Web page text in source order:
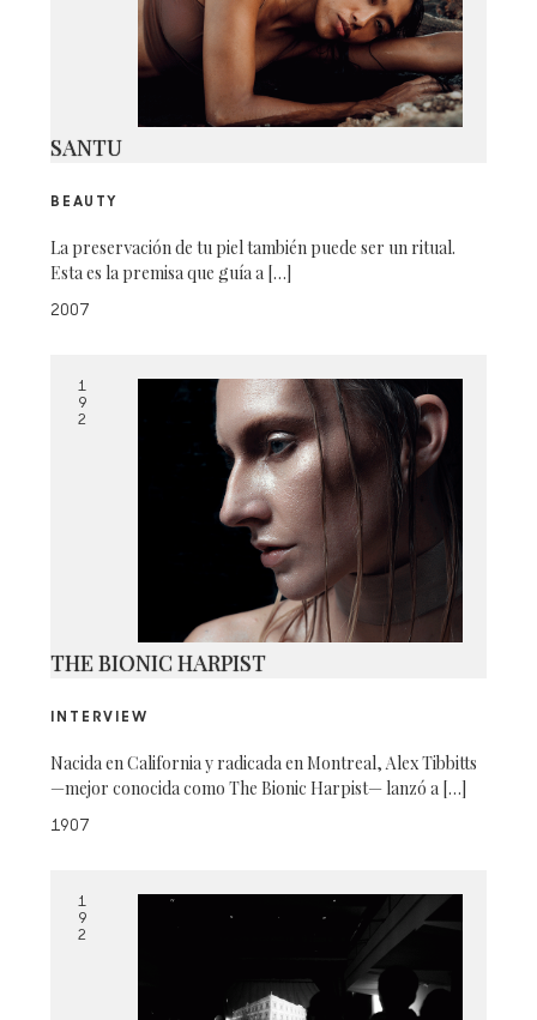
SANTU
BEAUTY
La preservación de tu piel también puede ser un ritual.
Esta es la premisa que guía a […]
2007
1
9
2
THE BIONIC HARPIST
INTERVIEW
Nacida en California y radicada en Montreal, Alex Tibbitts
—mejor conocida como The Bionic Harpist— lanzó a […]
1907
1
9
2